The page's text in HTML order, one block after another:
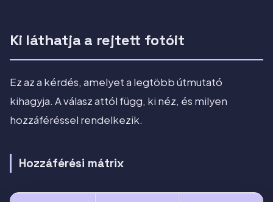
Ki láthatja a rejtett fotóit
Ez az a kérdés, amelyet a legtöbb útmutató
kihagyja. A válasz attól függ, ki néz, és milyen
hozzáféréssel rendelkezik.
Hozzáférési mátrix